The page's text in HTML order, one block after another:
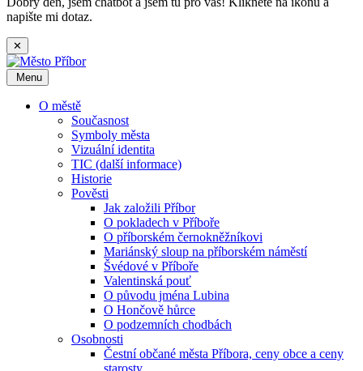
napište mi dotaz.
✕
Menu
O městě
Současnost
Symboly města
Vizuální identita
TIC (další informace)
Historie
Pověsti
Jak založili Příbor
O pokladech v Příboře
O příborském černokněžníkovi
Mariánský sloup na příborském náměstí
Švédové v Příboře
Valentinská pouť
O původu jména Lubina
O Hončově hůrce
O podzemních chodbách
Osobnosti
Čestní občané města Příbora, ceny obce a ceny
starosty